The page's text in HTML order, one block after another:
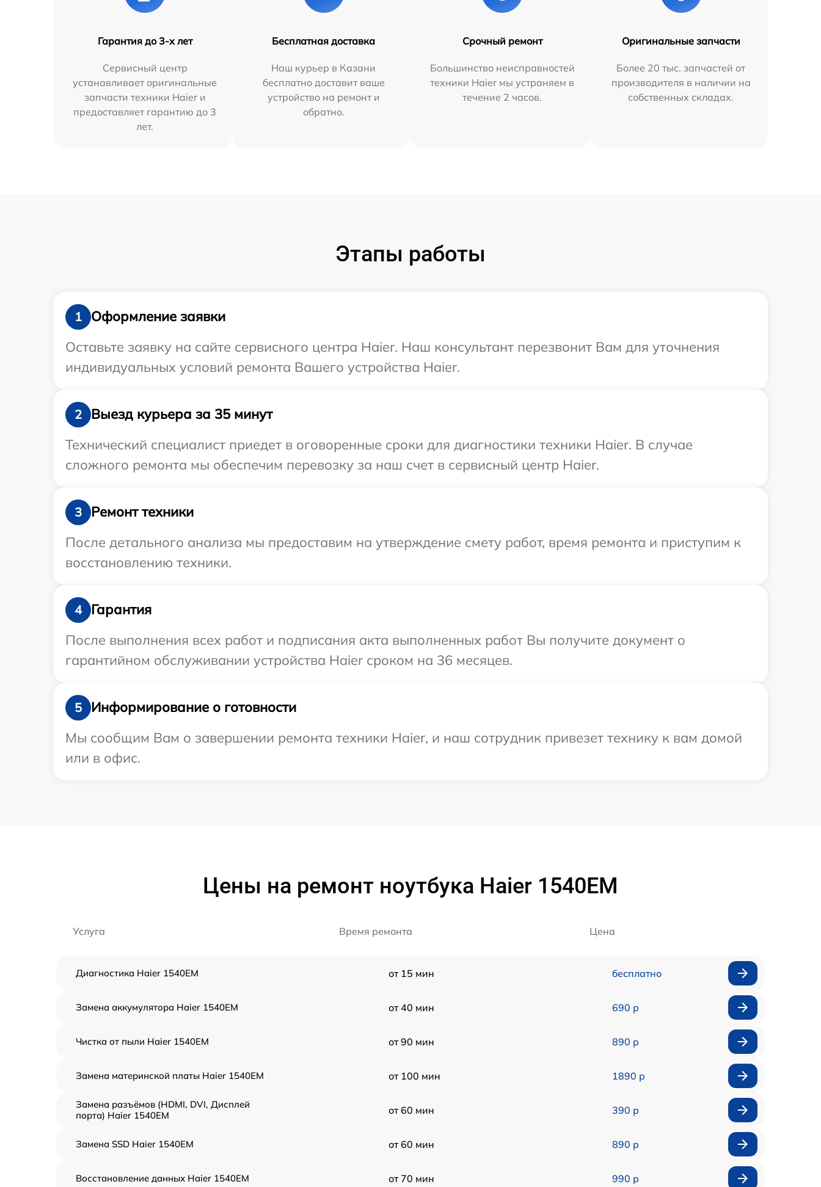
Гарантия до 3-х лет
Сервисный центр
устанавливает оригинальные
запчасти техники Haier и
предоставляет гарантию до 3
лет.
Бесплатная доставка
Наш курьер в Казани
бесплатно доставит ваше
устройство на ремонт и
обратно.
Срочный ремонт
Большинство неисправностей
техники Haier мы устраняем в
течение 2 часов.
Оригинальные запчасти
Более 20 тыс. запчастей от
производителя в наличии на
собственных складах.
Этапы работы
1
Оформление заявки
Оставьте заявку на сайте сервисного центра Haier. Наш консультант перезвонит Вам для уточнения
индивидуальных условий ремонта Вашего устройства Haier.
2
Выезд курьера за 35 минут
Технический специалист приедет в оговоренные сроки для диагностики техники Haier. В случае
сложного ремонта мы обеспечим перевозку за наш счет в сервисный центр Haier.
3
Ремонт техники
После детального анализа мы предоставим на утверждение смету работ, время ремонта и приступим к
восстановлению техники.
4
Гарантия
После выполнения всех работ и подписания акта выполненных работ Вы получите документ о
гарантийном обслуживании устройства Haier сроком на 36 месяцев.
5
Информирование о готовности
Мы сообщим Вам о завершении ремонта техники Haier, и наш сотрудник привезет технику к вам домой
или в офис.
Цены на ремонт ноутбука Haier 1540EM
Услуга Время ремонта Цена
Диагностика Haier 1540EM от 15 мин бесплатно
Замена аккумулятора Haier 1540EM от 40 мин 690 р
Чистка от пыли Haier 1540EM от 90 мин 890 р
Замена материнской платы Haier 1540EM от 100 мин 1890 р
Замена разъёмов (HDMI, DVI, Дисплей
порта) Haier 1540EM
от 60 мин 390 р
Замена SSD Haier 1540EM от 60 мин 890 р
Восстановление данных Haier 1540EM от 70 мин 990 р